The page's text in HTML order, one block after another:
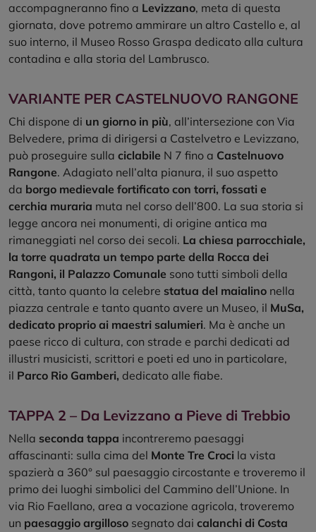
accompagneranno fino a Levizzano, meta di questa
giornata, dove potremo ammirare un altro Castello e, al
suo interno, il Museo Rosso Graspa dedicato alla cultura
contadina e alla storia del Lambrusco.
VARIANTE PER CASTELNUOVO RANGONE
Chi dispone di un giorno in più, all’intersezione con Via
Belvedere, prima di dirigersi a Castelvetro e Levizzano,
può proseguire sulla ciclabile N 7 fino a Castelnuovo
Rangone. Adagiato nell’alta pianura, il suo aspetto
da borgo medievale fortificato con torri, fossati e
cerchia muraria muta nel corso dell’800. La sua storia si
legge ancora nei monumenti, di origine antica ma
rimaneggiati nel corso dei secoli. La chiesa parrocchiale,
la torre quadrata un tempo parte della Rocca dei
Rangoni, il Palazzo Comunale sono tutti simboli della
città, tanto quanto la celebre statua del maialino nella
piazza centrale e tanto quanto avere un Museo, il MuSa,
dedicato proprio ai maestri salumieri. Ma è anche un
paese ricco di cultura, con strade e parchi dedicati ad
illustri musicisti, scrittori e poeti ed uno in particolare,
il Parco Rio Gamberi, dedicato alle fiabe.
TAPPA 2 – Da Levizzano a Pieve di Trebbio
Nella seconda tappa incontreremo paesaggi
affascinanti: sulla cima del Monte Tre Croci la vista
spazierà a 360° sul paesaggio circostante e troveremo il
primo dei luoghi simbolici del Cammino dell’Unione. In
via Rio Faellano, area a vocazione agricola, troveremo
un paesaggio argilloso segnato dai calanchi di Costa